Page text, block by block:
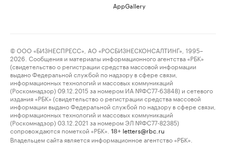
AppGallery
© ООО «БИЗНЕСПРЕСС», АО «РОСБИЗНЕСКОНСАЛТИНГ», 1995–
2026. Сообщения и материалы информационного агентства «РБК»
(свидетельство о регистрации средства массовой информации
выдано Федеральной службой по надзору в сфере связи,
информационных технологий и массовых коммуникаций
(Роскомнадзор) 09.12.2015 за номером ИА №ФС77-63848) и сетевого
издания «РБК» (свидетельство о регистрации средства массовой
информации выдано Федеральной службой по надзору в сфере связи,
информационных технологий и массовых коммуникаций
(Роскомнадзор) 03.12.2021 за номером ЭЛ №ФС77-82385)
сопровождаются пометкой «РБК».
18+ letters@rbc.ru
Владельцем сайта является информационное агентство «РБК».